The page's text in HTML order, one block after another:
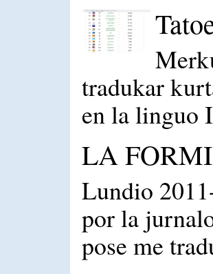
tradukar
en la linguo
LA
Lundio
por la
pose me